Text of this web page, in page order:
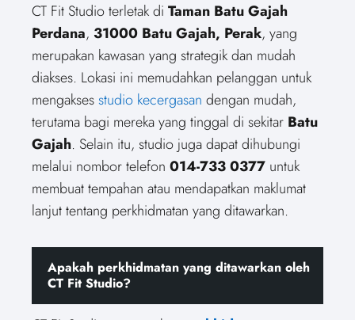
CT Fit Studio terletak di Taman Batu Gajah
Perdana, 31000 Batu Gajah, Perak, yang
merupakan kawasan yang strategik dan mudah
diakses. Lokasi ini memudahkan pelanggan untuk
mengaksesstudio kecergasan dengan mudah,
terutama bagi mereka yang tinggal di sekitar Batu
Gajah. Selain itu, studio juga dapat dihubungi
melalui nombor telefon 014-733 0377 untuk
membuat tempahan atau mendapatkan maklumat
lanjut tentang perkhidmatan yang ditawarkan.
Apakah perkhidmatan yang ditawarkan oleh
CT Fit Studio?